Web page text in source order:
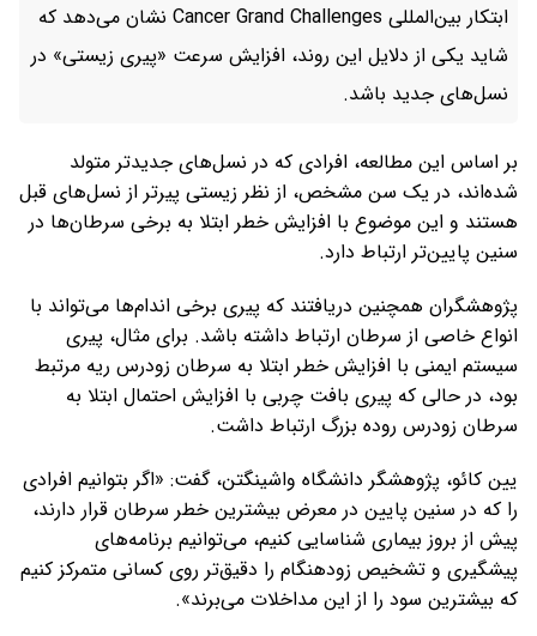
ابتکار بین‌المللی Cancer Grand Challenges نشان می‌دهد که
شاید یکی از دلایل این روند، افزایش سرعت «پیری زیستی» در
نسل‌های جدید باشد.
بر اساس این مطالعه، افرادی که در نسل‌های جدیدتر متولد
شده‌اند، در یک سن مشخص، از نظر زیستی پیرتر از نسل‌های قبل
هستند و این موضوع با افزایش خطر ابتلا به برخی سرطان‌ها در
سنین پایین‌تر ارتباط دارد.
پژوهشگران همچنین دریافتند که پیری برخی اندام‌ها می‌تواند با
انواع خاصی از سرطان ارتباط داشته باشد. برای مثال، پیری
سیستم ایمنی با افزایش خطر ابتلا به سرطان زودرس ریه مرتبط
بود، در حالی که پیری بافت چربی با افزایش احتمال ابتلا به
سرطان زودرس روده بزرگ ارتباط داشت.
یین کائو، پژوهشگر دانشگاه واشینگتن، گفت: «اگر بتوانیم افرادی
را که در سنین پایین در معرض بیشترین خطر سرطان قرار دارند،
پیش از بروز بیماری شناسایی کنیم، می‌توانیم برنامه‌های
پیشگیری و تشخیص زودهنگام را دقیق‌تر روی کسانی متمرکز کنیم
که بیشترین سود را از این مداخلات می‌برند».